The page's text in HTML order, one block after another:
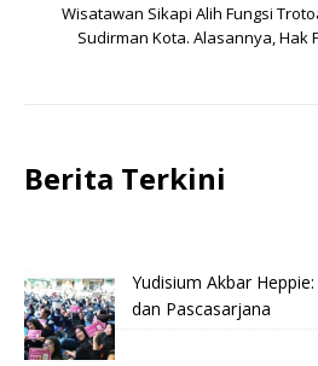
Wisatawan Sikapi Alih Fungsi
Sudirman Kota. Alasannya, Hak
Berita Terkini
Yudisium Akbar
dan Pascasarjana